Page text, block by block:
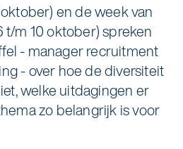
RVS
en de week van
t/m 10 oktober) spreken
- manager recruitment
- over hoe de diversiteit
welke uitdagingen er
zo belangrijk is voor